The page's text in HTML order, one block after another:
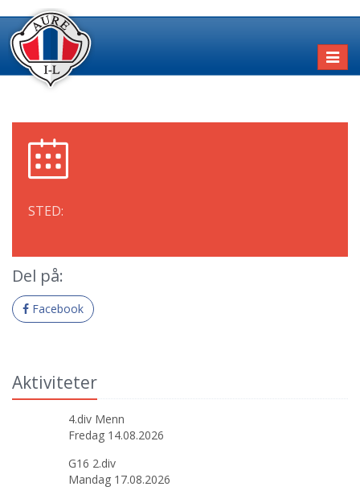
STED:
Del på:
Facebook
Aktiviteter
4.div Menn
Fredag 14.08.2026
G16 2.div
Mandag 17.08.2026